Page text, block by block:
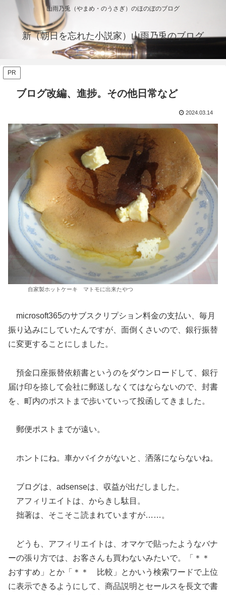
山雨乃兎（やまめ・のうさぎ）のほのぼのブログ
新（朝日を忘れた小説家）山雨乃兎のブログ
PR
ブログ改編、進捗。その他日常など
2024.03.14
自家製ホットケーキ マトモに出来たやつ
microsoft365のサブスクリプション料金の支払い、毎月
振り込みにしていたんですが、面倒くさいので、銀行振替
に変更することにしました。
預金口座振替依頼書というのをダウンロードして、銀行
届け印を捺して会社に郵送しなくてはならないので、封書
を、町内のポストまで歩いていって投函してきました。
郵便ポストまでが遠い。
ホントにね。車かバイクがないと、洒落にならないね。
ブログは、adsenseは、収益が出だしました。
アフィリエイトは、からきし駄目。
拙著は、そこそこ読まれていますが……。
どうも、アフィリエイトは、オマケで貼ったようなバナ
ーの張り方では、お客さんも買わないみたいで。「＊＊
おすすめ」とか「＊＊ 比較」とかいう検索ワードで上位
に表示できるようにして、商品説明とセールスを長文で書